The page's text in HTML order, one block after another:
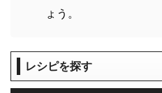
ょう。
レシピを探す